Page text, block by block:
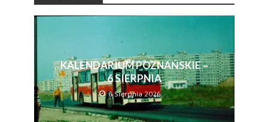
KALENDARIUM POZNAŃSKIE –
6 SIERPNIA
6 Sierpnia 2026